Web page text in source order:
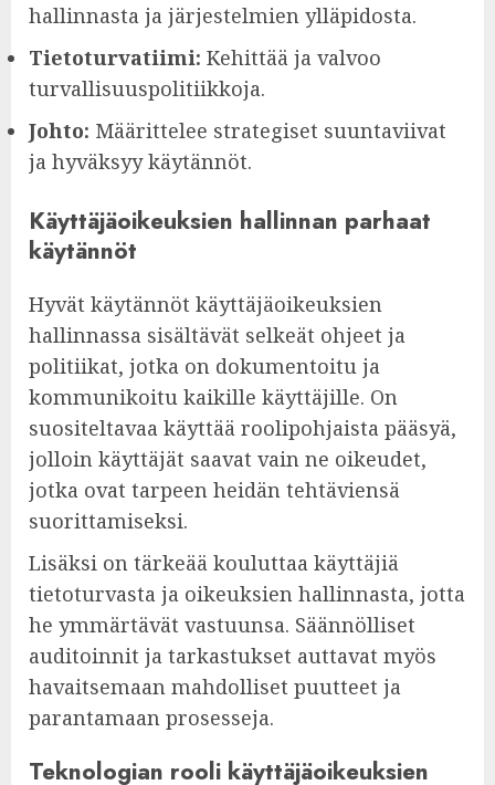
hallinnasta ja järjestelmien ylläpidosta.
Tietoturvatiimi: Kehittää ja valvoo
turvallisuuspolitiikkoja.
Johto: Määrittelee strategiset suuntaviivat
ja hyväksyy käytännöt.
Käyttäjäoikeuksien hallinnan parhaat
käytännöt
Hyvät käytännöt käyttäjäoikeuksien
hallinnassa sisältävät selkeät ohjeet ja
politiikat, jotka on dokumentoitu ja
kommunikoitu kaikille käyttäjille. On
suositeltavaa käyttää roolipohjaista pääsyä,
jolloin käyttäjät saavat vain ne oikeudet,
jotka ovat tarpeen heidän tehtäviensä
suorittamiseksi.
Lisäksi on tärkeää kouluttaa käyttäjiä
tietoturvasta ja oikeuksien hallinnasta, jotta
he ymmärtävät vastuunsa. Säännölliset
auditoinnit ja tarkastukset auttavat myös
havaitsemaan mahdolliset puutteet ja
parantamaan prosesseja.
Teknologian rooli käyttäjäoikeuksien